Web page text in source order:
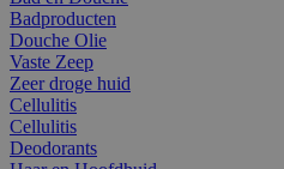
Badproducten
Douche Olie
Vaste Zeep
Zeer droge huid
Cellulitis
Cellulitis
Deodorants